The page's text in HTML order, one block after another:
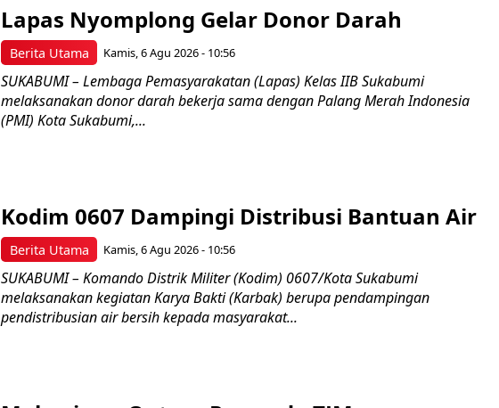
Berita Utama
Lapas Nyomplong Gelar Donor Darah
Kamis, 6 Agu 2026 - 10:56
SUKABUMI – Lembaga Pemasyarakatan (Lapas) Kelas IIB Sukabumi
melaksanakan donor darah bekerja sama dengan Palang Merah Indonesia
(PMI) Kota Sukabumi,...
Berita Utama
Kodim 0607 Dampingi Distribusi Bantuan Air
Kamis, 6 Agu 2026 - 10:56
SUKABUMI – Komando Distrik Militer (Kodim) 0607/Kota Sukabumi
melaksanakan kegiatan Karya Bakti (Karbak) berupa pendampingan
pendistribusian air bersih kepada masyarakat...